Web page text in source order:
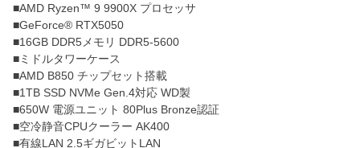
■AMD Ryzen™ 9 9900X プロセッサ
■GeForce® RTX5050
■16GB DDR5メモリ DDR5-5600
■ミドルタワーケース
■AMD B850 チップセット搭載
■1TB SSD NVMe Gen.4対応 WD製
■650W 電源ユニット 80Plus Bronze認証
■空冷静音CPUクーラー AK400
■有線LAN 2.5ギガビットLAN